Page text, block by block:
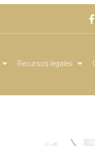
Recursos legales